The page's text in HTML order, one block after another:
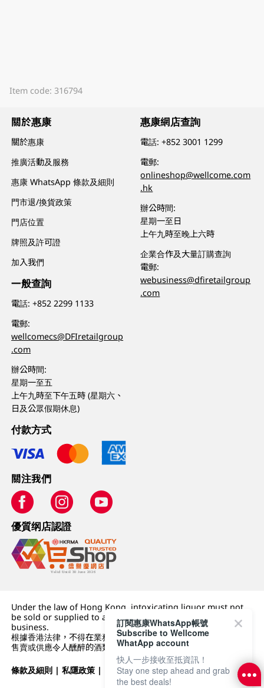
Item code: 316794
關於惠康
關於惠康
推廣活動及服務
惠康 WhatsApp 條款及細則
門市退/換貨政策
門店位置
牌照及許可證
加入我們
一般查詢
電話:+852 2299 1133
電郵:
wellcomecs@DFIretailgroup
.com
辦公時間:
星期一至五
上午九時至下午五時 (星期六、
日及公眾假期休息)
惠康網店查詢
電話:+852 3001 1299
電郵:
onlineshop@wellcome.com
.hk
辦公時間:
星期一至日
上午九時至晚上六時
企業合作及大量訂購查詢
電郵:
webusiness@dfiretailgroup
.com
付款方式
關注我們
優質纲店認證
Under the law of Hong Kong, intoxicating liquor must not
be sold or supplied to a minor (under 18) in the course of
business.
根據香港法律，不得在業務過程中，向未成年人 (18 歲以下人士)
售賣或供應令人醺醉的酒類。
條款及細則 |私隱政策 | DFI零售集團
訂閱惠康WhatsApp帳號
Subscribe to Wellcome
WhatApp account
快人一步接收至抵資訊！
Stay one step ahead and grab
the best deals!